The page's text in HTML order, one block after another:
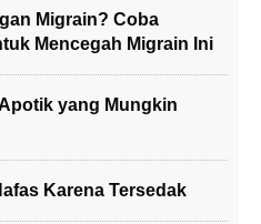
Migrain? Coba
Mencegah Migrain Ini
yang Mungkin
Karena Tersedak